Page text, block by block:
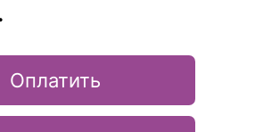
Оплатить